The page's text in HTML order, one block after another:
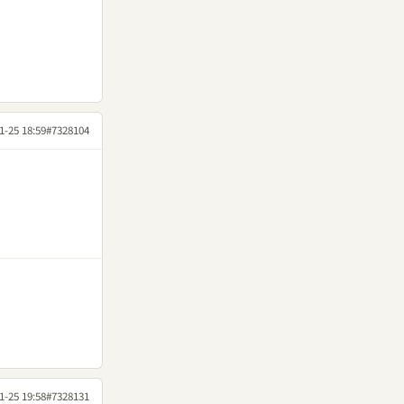
25 18:59#7328104
25 19:58#7328131